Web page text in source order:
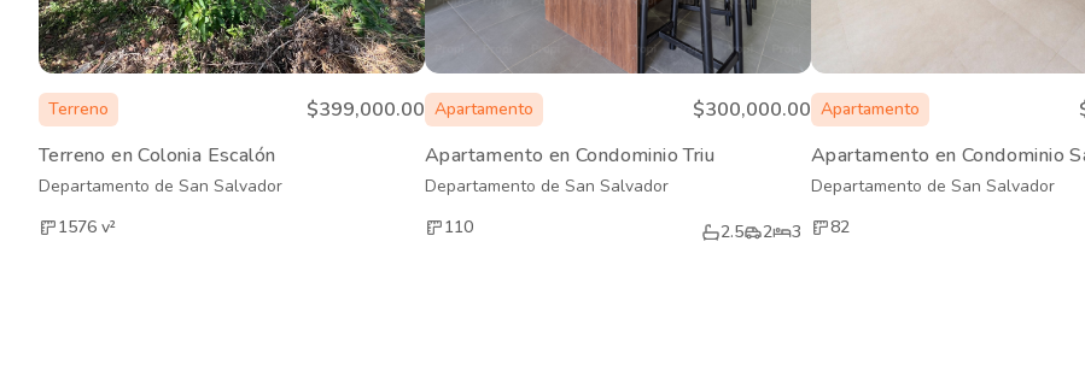
Terreno
$399,000.00
Terreno en Colonia Escalón
Departamento de San Salvador
1576 v²
Apartamento
$300,000.00
Apartamento en Condominio Triu
Departamento de San Salvador
110
2.5 2 3
Apartamento
Apartamento en Condominio
Departamento de San Salvador
82